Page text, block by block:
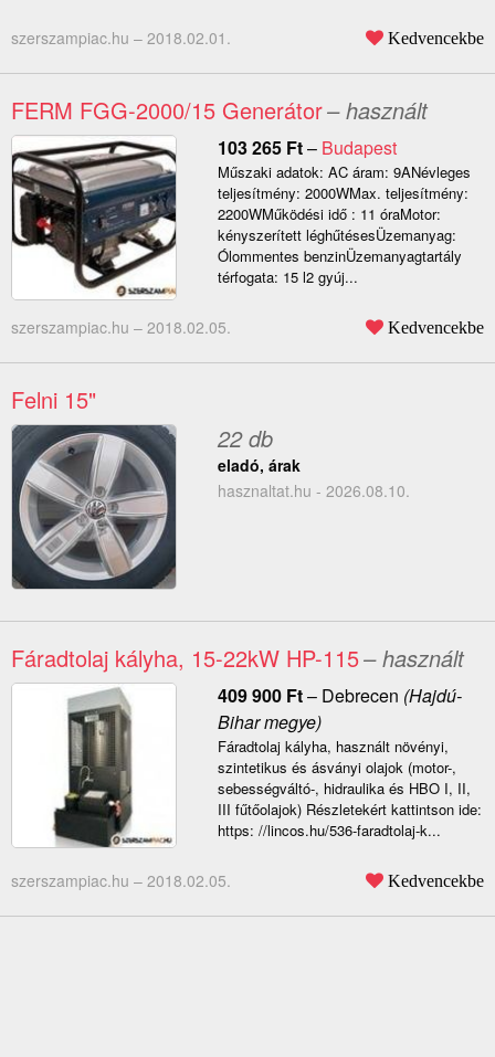
szerszampiac.hu – 2018.02.01. Kedvencekbe
FERM FGG-2000/15 Generátor– használt
103 265 Ft– Budapest
Műszaki adatok: AC áram: 9ANévleges
teljesítmény: 2000WMax. teljesítmény:
2200WMűködési idő : 11 óraMotor:
kényszerített léghűtésesÜzemanyag:
Ólommentes benzinÜzemanyagtartály
térfogata: 15 l2 gyúj...
szerszampiac.hu – 2018.02.05. Kedvencekbe
Felni 15"
22 db
eladó, árak
hasznaltat.hu - 2026.08.10.
Fáradtolaj kályha, 15-22kW HP-115– használt
409 900 Ft– Debrecen (Hajdú-
Bihar megye)
Fáradtolaj kályha, használt növényi,
szintetikus és ásványi olajok (motor-,
sebességváltó-, hidraulika és HBO I, II,
III fűtőolajok) Részletekért kattintson ide:
https: //lincos.hu/536-faradtolaj-k...
szerszampiac.hu – 2018.02.05. Kedvencekbe